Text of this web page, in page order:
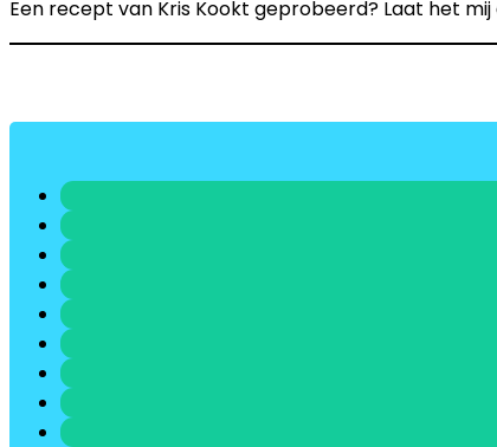
Een recept van Kris Kookt geprobeerd? Laat het